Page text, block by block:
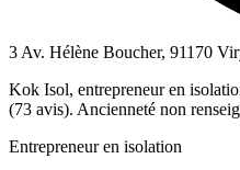
3 Av. Hélène Boucher, 91170
Kok Isol, entrepreneur en
(73 avis). Ancienneté non
Entrepreneur en isolation